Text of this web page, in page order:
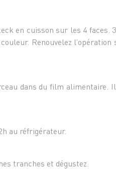
en cuisson sur les 4 faces.
Renouvelez l’opération
dans du film alimentaire.
au réfrigérateur.
tranches et dégustez.